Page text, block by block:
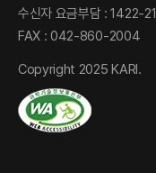
항
수신자 요금부담 : 1422-21
FAX : 042-860-2004
Copyright 2025 KARI.